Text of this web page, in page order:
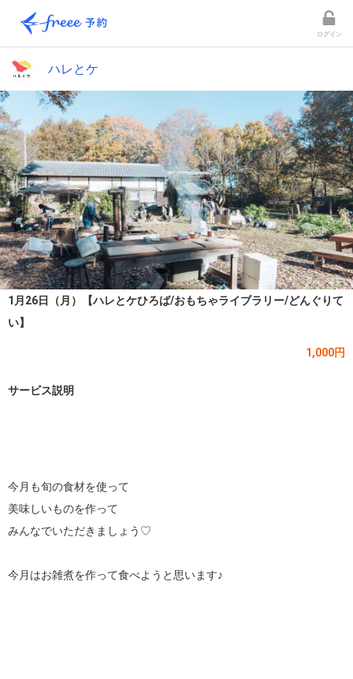
ログイン
ハレとケ
1月26日（月）【ハレとケひろば/おもちゃライブラリー/どんぐりて
い】
1,000円
サービス説明
今月も旬の食材を使って
美味しいものを作って
みんなでいただきましょう♡
今月はお雑煮を作って食べようと思います♪